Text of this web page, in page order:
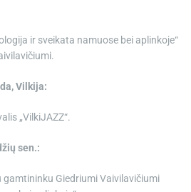
ir sveikata namuose bei aplinkoje“
Vilkija:
„VilkiJAZZ“.
sen.:
Giedriumi Vaivilavičiumi